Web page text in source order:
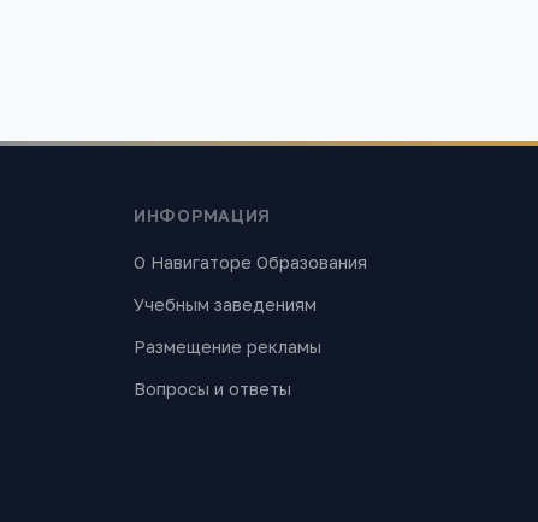
ИНФОРМАЦИЯ
О Навигаторе Образования
Учебным заведениям
Размещение рекламы
Вопросы и ответы